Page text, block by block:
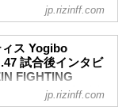
vs. セルジオ・ペティ
5分 3R（61.0kg）
vs. セルジオ・ペティ
jp.rizinff.com
ス Yogibo
試合後インタビ
FIGHTING
フィシャルサイト
jp.rizinff.com